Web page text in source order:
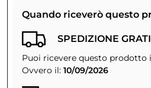
Quando riceverò questo
SPEDIZIONE
Puoi ricevere questo prodotto
Ovvero il: 10/09/2026